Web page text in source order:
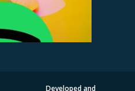
Developed and